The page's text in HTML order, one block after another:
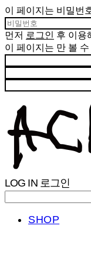
이 페이지는 비밀번
먼저 로그인 후 이용
이 페이지는 만 볼
LOG IN 로그인
SHOP